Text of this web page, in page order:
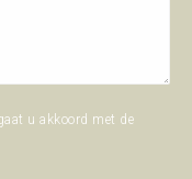
u akkoord met de